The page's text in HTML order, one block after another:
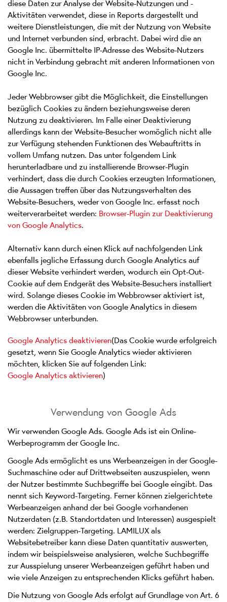
diese Daten zur Analyse der Website-Nutzungen und -
Aktivitäten verwendet, diese in Reports dargestellt und
weitere Dienstleistungen, die mit der Nutzung von Website
und Internet verbunden sind, erbracht. Dabei wird die an
Google Inc. übermittelte IP-Adresse des Website-Nutzers
nicht in Verbindung gebracht mit anderen Informationen von
Google Inc.
Jeder Webbrowser gibt die Möglichkeit, die Einstellungen
bezüglich Cookies zu ändern beziehungsweise deren
Nutzung zu deaktivieren. Im Falle einer Deaktivierung
allerdings kann der Website-Besucher womöglich nicht alle
zur Verfügung stehenden Funktionen des Webauftritts in
vollem Umfang nutzen. Das unter folgendem Link
herunterladbare und zu installierende Browser-Plugin
verhindert, dass die durch Cookies erzeugten Informationen,
die Aussagen treffen über das Nutzungsverhalten des
Website-Besuchers, weder von Google Inc. erfasst noch
weiterverarbeitet werden: Browser-Plugin zur Deaktivierung
von Google Analytics.
Alternativ kann durch einen Klick auf nachfolgenden Link
ebenfalls jegliche Erfassung durch Google Analytics auf
dieser Website verhindert werden, wodurch ein Opt-Out-
Cookie auf dem Endgerät des Website-Besuchers installiert
wird. Solange dieses Cookie im Webbrowser aktiviert ist,
werden die Aktivitäten von Google Analytics in diesem
Webbrowser unterbunden.
Google Analytics deaktivieren(Das Cookie wurde erfolgreich
gesetzt, wenn Sie Google Analytics wieder aktivieren
möchten, klicken Sie auf folgenden Link:
Google Analytics aktivieren)
Verwendung von Google Ads
Wir verwenden Google Ads. Google Ads ist ein Online-
Werbeprogramm der Google Inc.
Google Ads ermöglicht es uns Werbeanzeigen in der Google-
Suchmaschine oder auf Drittwebseiten auszuspielen, wenn
der Nutzer bestimmte Suchbegriffe bei Google eingibt. Das
nennt sich Keyword-Targeting. Ferner können zielgerichtete
Werbeanzeigen anhand der bei Google vorhandenen
Nutzerdaten (z.B. Standortdaten und Interessen) ausgespielt
werden: Zielgruppen-Targeting. LAMILUX als
Websitebetreiber kann diese Daten quantitativ auswerten,
indem wir beispielsweise analysieren, welche Suchbegriffe
zur Ausspielung unserer Werbeanzeigen geführt haben und
wie viele Anzeigen zu entsprechenden Klicks geführt haben.
Die Nutzung von Google Ads erfolgt auf Grundlage von Art. 6